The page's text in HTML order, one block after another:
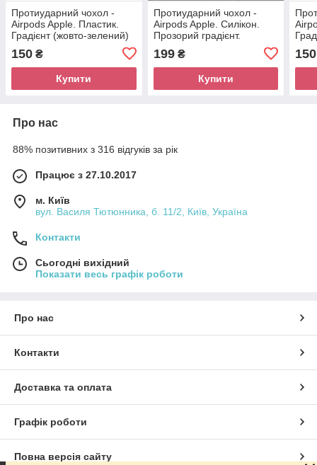
Протиударний чохол -
Airpods Apple. Пластик.
Градієнт (жовто-зелений)
150 ₴
Купити
Протиударний чохол -
Airpods Apple. Силікон.
Прозорий градієнт.
199₴
Купити
150
Про нас
88% позитивних з 316 відгуків за рік
Працює з 27.10.2017
м. Київ
вул. Василя Тютюнника, б. 11/2, Київ, Україна
Контакти
Сьогодні вихідний
Показати весь графік роботи
Про нас
Контакти
Доставка та оплата
Графік роботи
Повна версія сайту